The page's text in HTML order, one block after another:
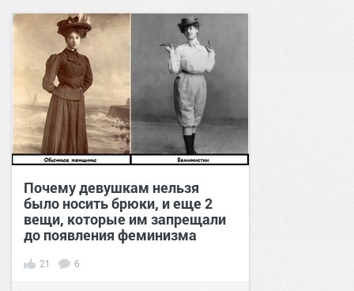
позитива!09:0030 апр 2023
Почему девушкам нельзя
было носить брюки, и еще 2
вещи, которые им запрещали
до появления феминизма
21 6